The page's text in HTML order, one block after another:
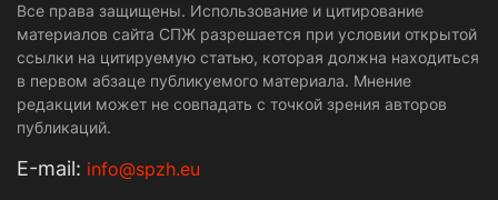
Все права защищены. Использование и цитирование
материалов сайта СПЖ разрешается при условии открытой
ссылки на цитируемую статью, которая должна находиться
в первом абзаце публикуемого материала. Мнение
редакции может не совпадать с точкой зрения авторов
публикаций.
Е-mail: info@spzh.eu